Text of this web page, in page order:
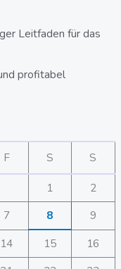
Leitfaden für das
profitabel
F S S
1
2
7 8
9
14 15
16